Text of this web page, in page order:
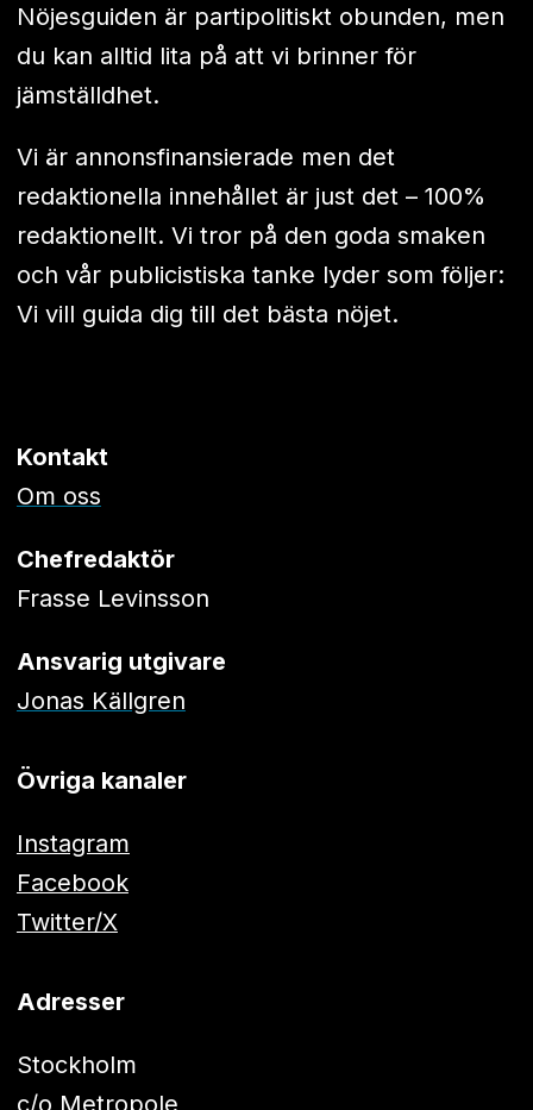
Nöjesguiden är partipolitiskt obunden, men
du kan alltid lita på att vi brinner för
jämställdhet.
Vi är annonsfinansierade men det
redaktionella innehållet är just det – 100%
redaktionellt. Vi tror på den goda smaken
och vår publicistiska tanke lyder som följer:
Vi vill guida dig till det bästa nöjet.
Kontakt
Om oss
Chefredaktör
Frasse Levinsson
Ansvarig utgivare
Jonas Källgren
Övriga kanaler
Instagram
Facebook
Twitter/X
Adresser
Stockholm
c/o Metropole